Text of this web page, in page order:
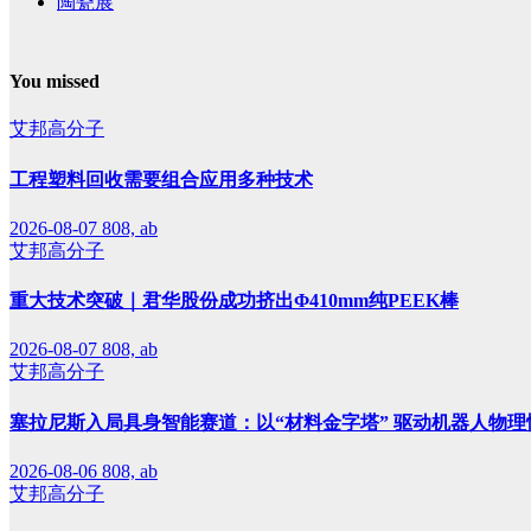
You missed
艾邦高分子
工程塑料回收需要组合应用多种技术
2026-08-07 808, ab
艾邦高分子
重大技术突破｜君华股份成功挤出Φ410mm纯PEEK棒
2026-08-07 808, ab
艾邦高分子
塞拉尼斯入局具身智能赛道：以“材料金字塔” 驱动机器人物
2026-08-06 808, ab
艾邦高分子